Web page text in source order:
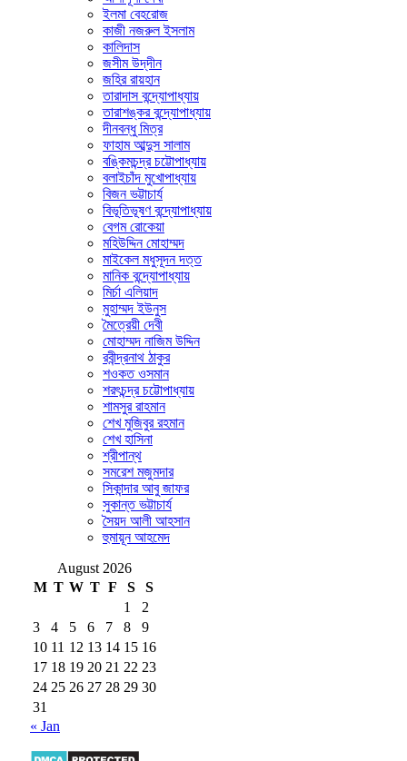
ইলমা বেহরোজ
কাজী নজরুল ইসলাম
কালিদাস
জসীম উদ্‌দীন
জহির রায়হান
তারাদাস বন্দ্যোপাধ্যায়
তারাশঙ্কর বন্দ্যোপাধ্যায়
দীনবন্ধু মিত্র
ফাহাম আব্দুস সালাম
বঙ্কিমচন্দ্র চট্টোপাধ্যায়
বলাইচাঁদ মুখোপাধ্যায়
বিজন ভট্টাচার্য
বিভূতিভূষণ বন্দ্যোপাধ্যায়
বেগম রোকেয়া
মহিউদ্দিন মোহাম্মদ
মাইকেল মধুসূদন দত্ত
মানিক বন্দ্যোপাধ্যায়
মির্চা এলিয়াদ
মুহাম্মদ ইউনুস
মৈত্রেয়ী দেবী
মোহাম্মদ নাজিম উদ্দিন
রবীন্দ্রনাথ ঠাকুর
শওকত ওসমান
শরৎচন্দ্র চট্টোপাধ্যায়
শামসুর রাহমান
শেখ মুজিবুর রহমান
শেখ হাসিনা
শ্রীপান্থ
সমরেশ মজুমদার
সিকান্দার আবু জাফর
সুকান্ত ভট্টাচার্য
সৈয়দ আলী আহসান
হুমায়ূন আহমেদ
August 2026
M T W T F S
S
1
2
3
4 5 6 7 8
9
10 11 12 13 14 15 16
17 18 19 20 21 22 23
24 25 26 27 28 29 30
31
« Jan